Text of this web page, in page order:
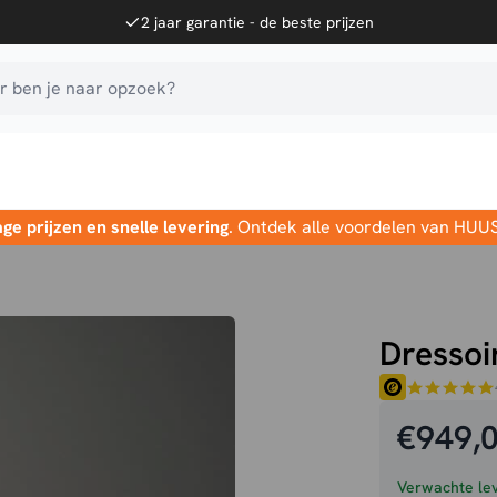
2 jaar garantie - de beste prijzen
ben je naar opzoek?
prijzen en snelle levering. Ontdek alle voordelen van
€
Verwachte